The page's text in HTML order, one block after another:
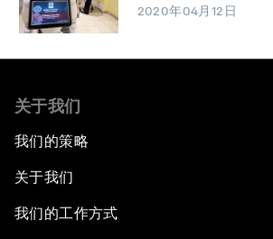
2020年04月12日
关于我们
我们的策略
关于我们
我们的工作方式